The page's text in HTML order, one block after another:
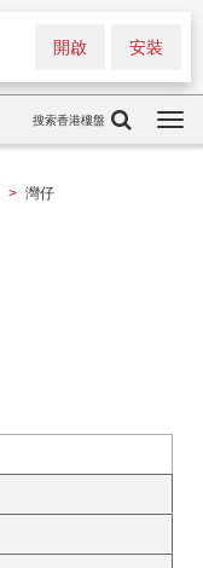
安裝
開啟
搜索香港樓盤
> 灣仔